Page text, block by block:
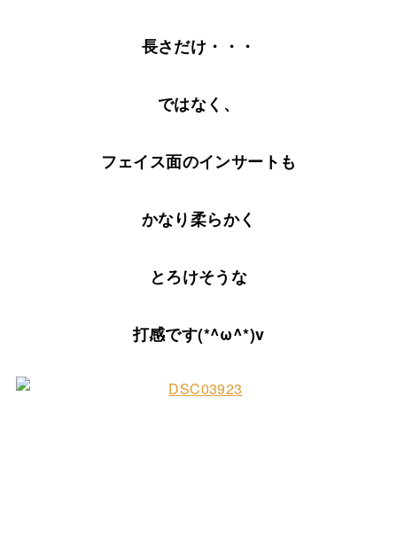
長さだけ・・・
ではなく、
フェイス面のインサートも
かなり柔らかく
とろけそうな
打感です(*^ω^*)v